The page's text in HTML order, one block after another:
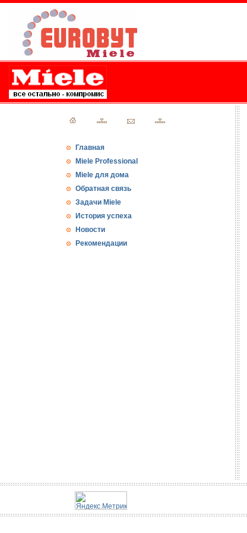
Главная
Miele Professional
Miele для дома
Обратная связь
Задачи Miele
История успеха
Новости
Рекомендации